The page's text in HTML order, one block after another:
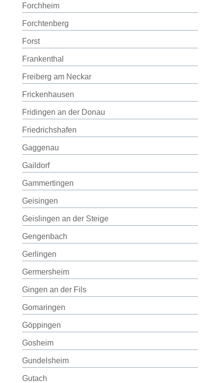
Forchheim
Forchtenberg
Forst
Frankenthal
Freiberg am Neckar
Frickenhausen
Fridingen an der Donau
Friedrichshafen
Gaggenau
Gaildorf
Gammertingen
Geisingen
Geislingen an der Steige
Gengenbach
Gerlingen
Germersheim
Gingen an der Fils
Gomaringen
Göppingen
Gosheim
Gundelsheim
Gutach